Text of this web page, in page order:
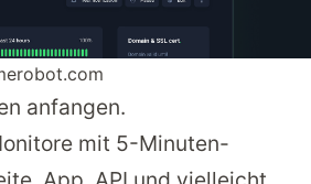
anfangen.
mit 5-Minuten-